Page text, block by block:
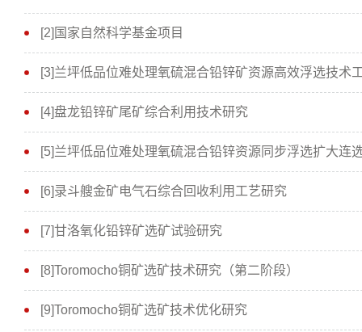
[2]国家自然科学基金项目
[3]兰坪低品位难处理氧硫混合铅锌矿资源高效浮选技术
[4]盘龙铅锌矿尾矿综合利用技术研究
[5]兰坪低品位难处理氧硫混合铅锌资源同步浮选扩大连
[6]录斗艘金矿电气石综合回收利用工艺研究
[7]甘洛氧化铅锌矿选矿试验研究
[8]Toromocho铜矿选矿技术研究（第二阶段）
[9]Toromocho铜矿选矿技术优化研究